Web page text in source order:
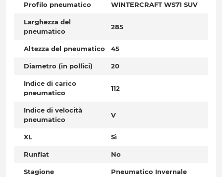
Profilo pneumatico WINTERCRAFT WS71 SUV
Larghezza del
pneumatico
285
Altezza del pneumatico 45
Diametro (in pollici) 20
Indice di carico
pneumatico
112
Indice di velocità
pneumatico
V
XL Sì
Runflat No
Stagione Pneumatico Invernale